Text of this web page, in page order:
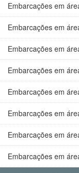
Embarcações em
Embarcações em
Embarcações em
Embarcações em
Embarcações em
Embarcações em
Embarcações em
Embarcações em